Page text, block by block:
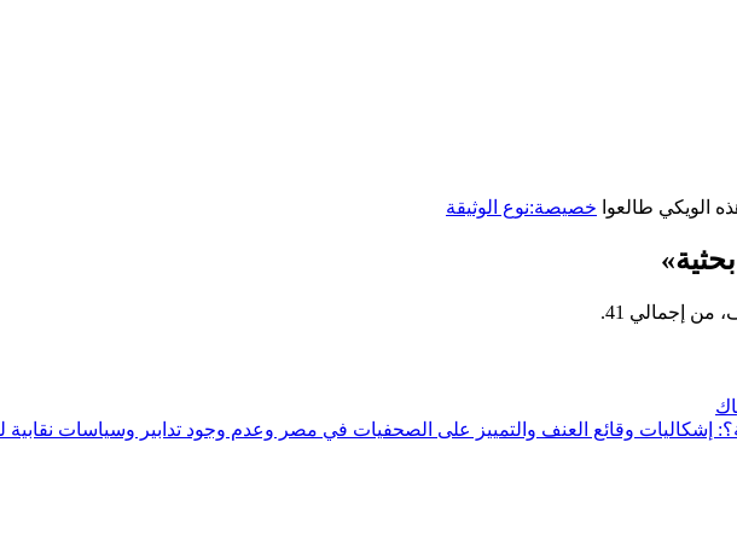
الويكي طالعوا خصيصة:نوع الوثيقة
إشكاليات وقائع العنف والتمييز على الصحفيات في مصر وعدم وجود تدابير وسياسات نقابية